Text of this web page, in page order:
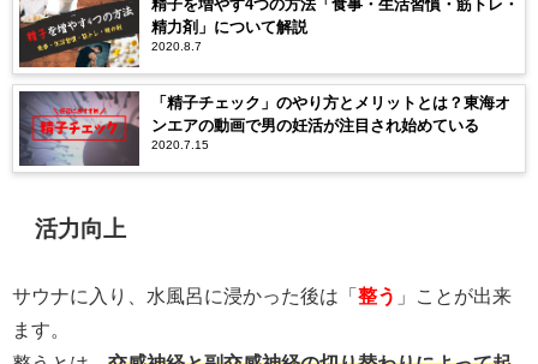
精子を増やす4つの方法「食事・生活習慣・筋トレ・
精力剤」について解説
2020.8.7
「精子チェック」のやり方とメリットとは？東海オ
ンエアの動画で男の妊活が注目され始めている
2020.7.15
活力向上
サウナに入り、水風呂に浸かった後は「整う 」ことが出来
ます。